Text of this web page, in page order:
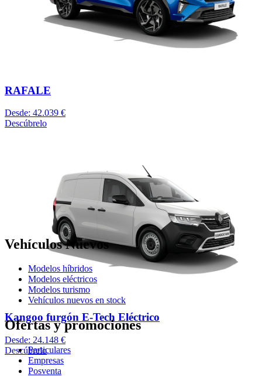
RAFALE
Desde: 42.039 €
Descúbrelo
Kangoo furgón E-Tech Eléctrico
Desde: 24.148 €
Descúbrelo
Vehículos Nuevos
Modelos híbridos
Modelos eléctricos
Modelos turismo
Vehículos nuevos en stock
Ofertas y promociones
Particulares
Empresas
Posventa